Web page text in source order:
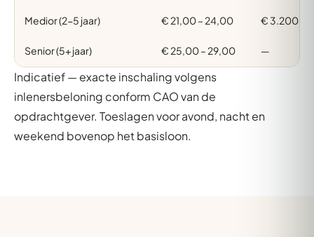
Medior (2-5 jaar) € 21,00 – 24,00 € 3.200 –
Senior (5+ jaar) € 25,00 – 29,00 —
Indicatief — exacte inschaling volgens
inlenersbeloning conform CAO van de
opdrachtgever. Toeslagen voor avond, nacht en
weekend bovenop het basisloon.